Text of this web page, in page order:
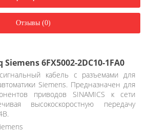
Отзывы (0)
6FX5002-2DC10-1FA0
сигнальный кабель с разъемами для
Siemens. Предназначен для
приводов SINAMICS к сети
высокоскоростную передачу